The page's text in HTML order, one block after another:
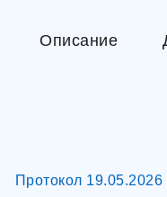
Описание
Протокол